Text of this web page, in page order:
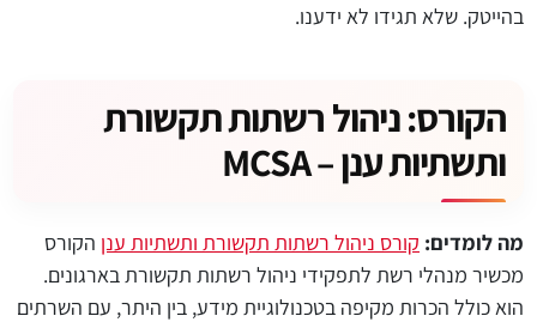
בהייטק. שלא תגידו לא ידענו.
הקורס: ניהול רשתות תקשורת
ותשתיות ענן – MCSA
מה לומדים: קורס ניהול רשתות תקשורת ותשתיות ענן הקורס
מכשיר מנהלי רשת לתפקידי ניהול רשתות תקשורת בארגונים.
הוא כולל הכרות מקיפה בטכנולוגיית מידע, בין היתר, עם השרתים